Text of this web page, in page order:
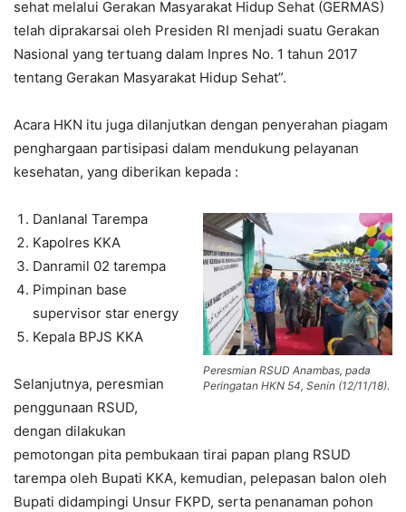
sehat melalui Gerakan Masyarakat Hidup Sehat (GERMAS)
telah diprakarsai oleh Presiden RI menjadi suatu Gerakan
Nasional yang tertuang dalam Inpres No. 1 tahun 2017
tentang Gerakan Masyarakat Hidup Sehat”.
Acara HKN itu juga dilanjutkan dengan penyerahan piagam
penghargaan partisipasi dalam mendukung pelayanan
kesehatan, yang diberikan kepada :
Peresmian RSUD Anambas, pada
Peringatan HKN 54, Senin (12/11/18).
Danlanal Tarempa
Kapolres KKA
Danramil 02 tarempa
Pimpinan base
supervisor star energy
Kepala BPJS KKA
Selanjutnya, peresmian
penggunaan RSUD,
dengan dilakukan
pemotongan pita pembukaan tirai papan plang RSUD
tarempa oleh Bupati KKA, kemudian, pelepasan balon oleh
Bupati didampingi Unsur FKPD, serta penanaman pohon